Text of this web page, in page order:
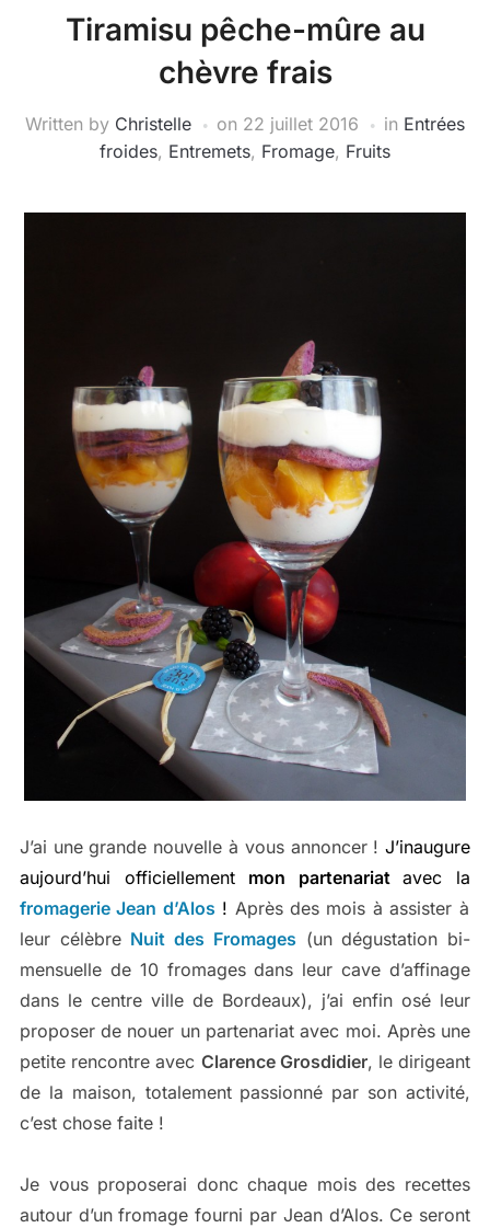
Tiramisu pêche-mûre au
chèvre frais
Written by Christelle on 22 juillet 2016 in Entrées
froides, Entremets, Fromage, Fruits
J’ai une grande nouvelle à vous annoncer !J’inaugure
aujourd’hui officiellement mon partenariatavec la
fromagerieJean d’Alos ! Après des mois à assister à
leur célèbre Nuit des Fromages (un dégustation bi-
mensuelle de 10 fromages dans leur cave d’affinage
dans le centre ville de Bordeaux), j’ai enfin osé leur
proposer de nouer un partenariat avec moi. Après une
petite rencontre avec Clarence Grosdidier, le dirigeant
de la maison, totalement passionné par son activité,
c’est chose faite !
Je vous proposerai donc chaque mois des recettes
autour d’un fromage fourni par Jean d’Alos. Ce seront